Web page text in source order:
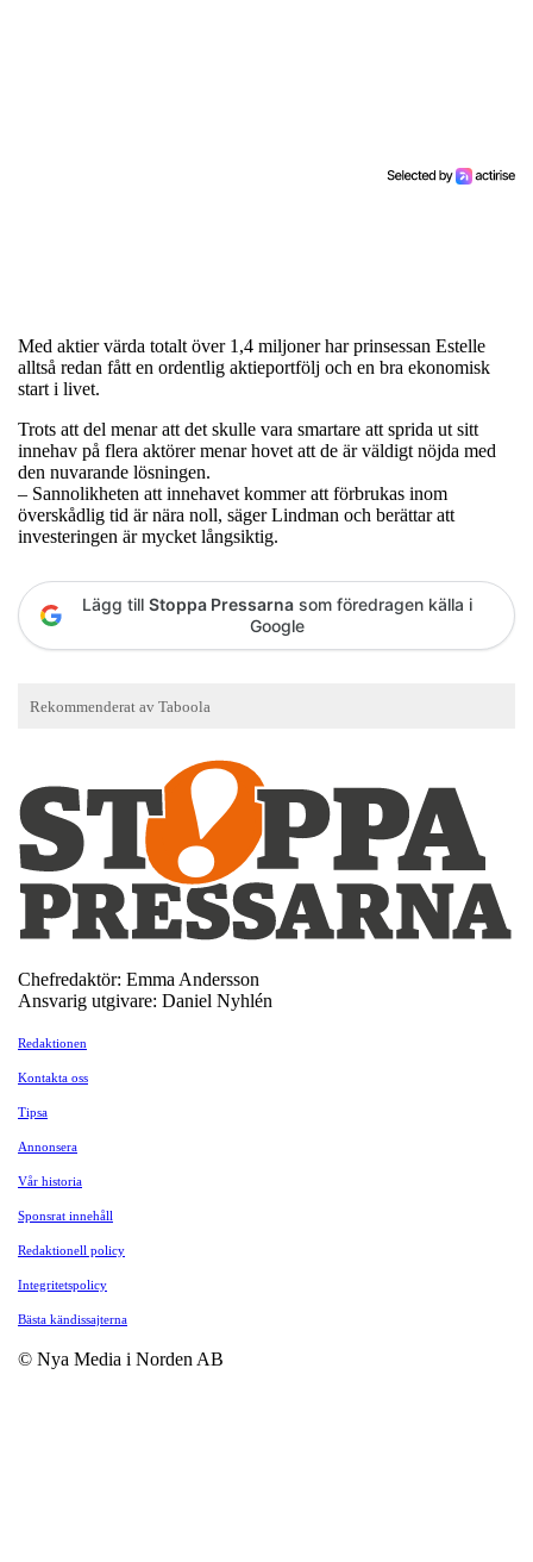
Med aktier värda totalt över 1,4 miljoner har prinsessan Estelle
alltså redan fått en ordentlig aktieportfölj och en bra ekonomisk
start i livet.
Trots att del menar att det skulle vara smartare att sprida ut sitt
innehav på flera aktörer menar hovet att de är väldigt nöjda med
den nuvarande lösningen.
– Sannolikheten att innehavet kommer att förbrukas inom
överskådlig tid är nära noll, säger Lindman och berättar att
investeringen är mycket långsiktig.
Lägg till Stoppa Pressarna som föredragen källa i
Google
Chefredaktör: Emma Andersson
Ansvarig utgivare: Daniel Nyhlén
Redaktionen
Kontakta oss
Tipsa
Annonsera
Vår historia
Sponsrat innehåll
Redaktionell policy
Integritetspolicy
Bästa kändissajterna
© Nya Media i Norden AB